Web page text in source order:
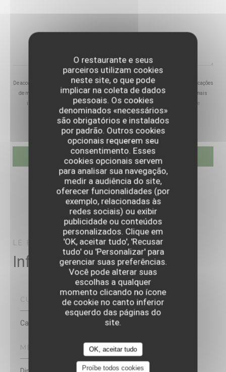
O restaurante e seus
parceiros utilizam cookies
neste site, o que pode
implicar na coleta de dados
pessoais. Os cookies
denominados «necessários»
são obrigatórios e instalados
por padrão. Outros cookies
opcionais requerem seu
consentimento. Esses
cookies opcionais servem
para analisar sua navegação,
medir a audiência do site,
oferecer funcionalidades (por
exemplo, relacionadas às
redes sociais) ou exibir
publicidade ou conteúdos
personalizados. Clique em
'OK, aceitar tudo', 'Recusar
tudo' ou 'Personalizar' para
gerenciar suas preferências.
Você pode alterar suas
escolhas a qualquer
momento clicando no ícone
de cookie no canto inferior
esquerdo das páginas do
site.
OK, aceitar tudo
Proíbe todos cookies
De acordo com a legislação de proteção de dados, tem o direito de se opor a comunicações
de marketing. Pode registar-se na Lista Robinson através derobinson.pt
. Para mais
informações sobre o tratamento dos seus dados, consulte a nossa
política de
privacidade.
LE BRAQUELILLE
Informações gerais
CULINÁRIA
Caseiro
MÉTODOS DE PAGAMENTO